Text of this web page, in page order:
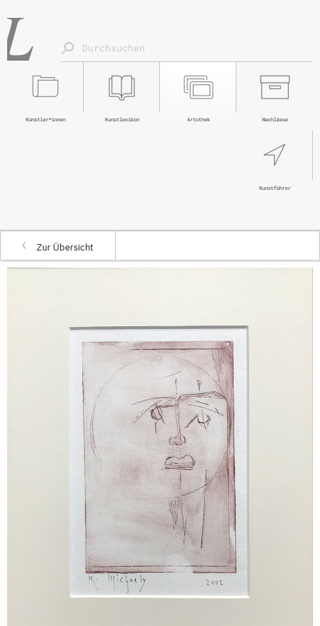
Nachlässe
Artothek
Kunstlexikon
Künstler*innen
Kunstführer
Zur Übersicht